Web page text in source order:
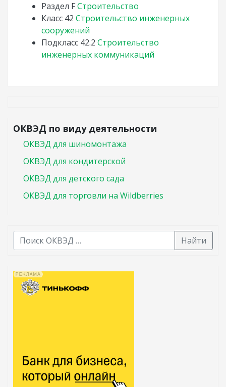
Раздел FСтроительство
Класс 42 Строительство инженерных
сооружений
Подкласс 42.2 Строительство
инженерных коммуникаций
ОКВЭД по виду деятельности
ОКВЭД для шиномонтажа
ОКВЭД для кондитерской
ОКВЭД для детского сада
ОКВЭД для торговли на Wildberries
Найти
В списке найденных результатов используйте